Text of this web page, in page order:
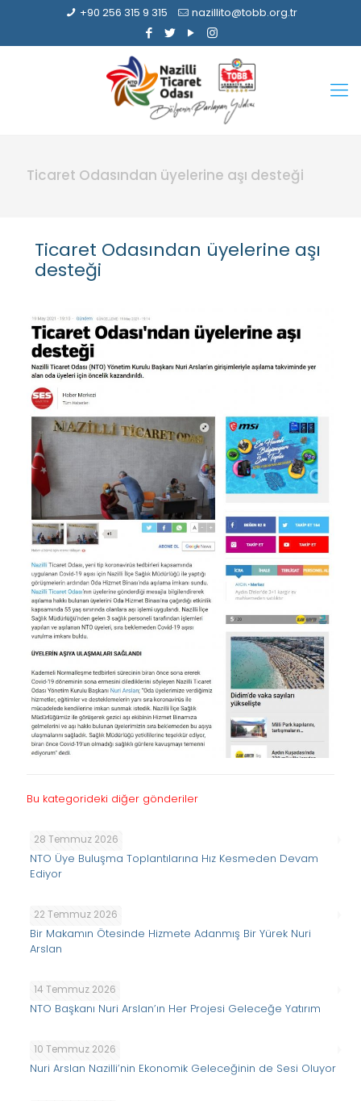
+90 256 315 9 315 nazillito@tobb.org.tr
Ticaret Odasından üyelerine aşı desteği
Ticaret Odasından üyelerine aşı
desteği
Bu kategorideki diğer gönderiler
28 Temmuz 2026
NTO Üye Buluşma Toplantılarına Hız Kesmeden Devam
Ediyor
22 Temmuz 2026
Bir Makamın Ötesinde Hizmete Adanmış Bir Yürek Nuri
Arslan
14 Temmuz 2026
NTO Başkanı Nuri Arslan’ın Her Projesi Geleceğe Yatırım
10 Temmuz 2026
Nuri Arslan Nazilli’nin Ekonomik Geleceğinin de Sesi Oluyor